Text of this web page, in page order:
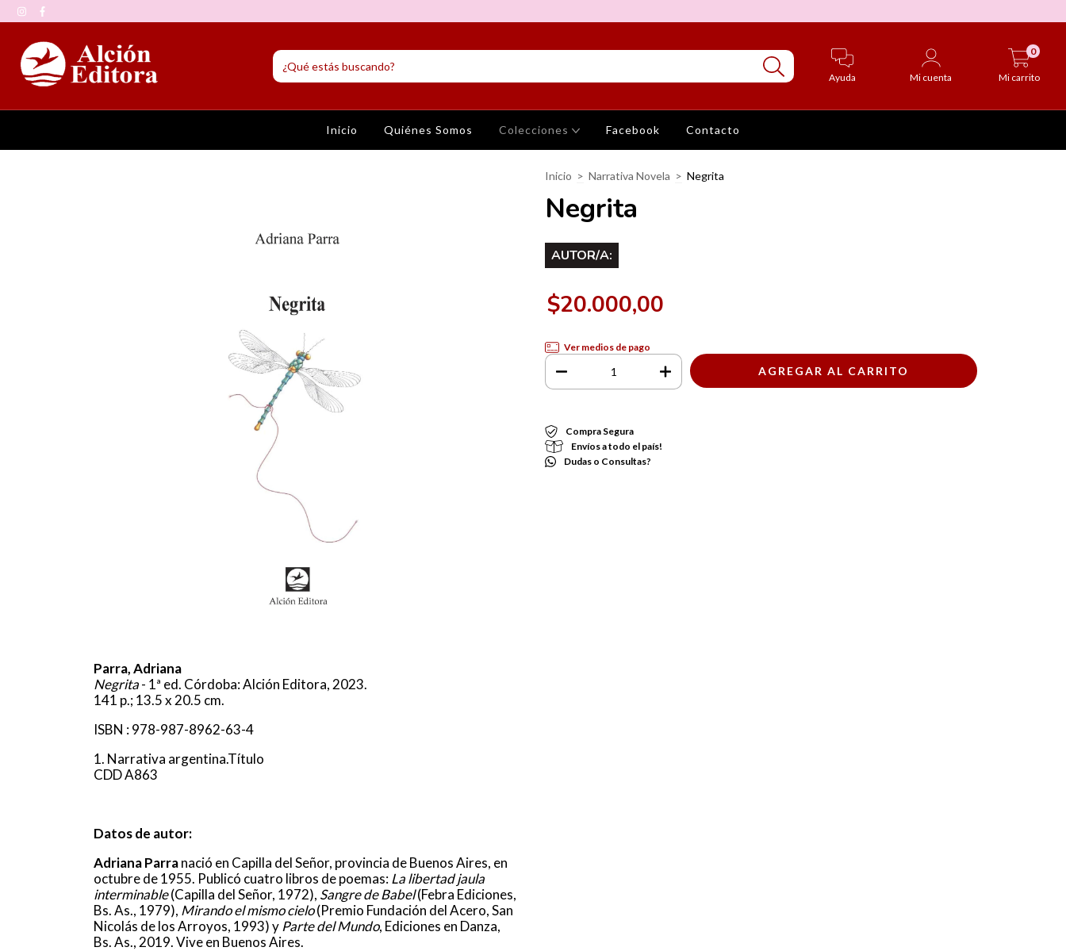
Ayuda Mi cuenta Mi carrito
0
Inicio Quiénes Somos Colecciones Facebook Contacto
Parra, Adriana
Negrita- 1ª ed. Córdoba: Alción Editora, 2023.
141 p.; 13.5 x 20.5 cm.
ISBN : 978-987-8962-63-4
1. Narrativa argentina.Título
CDD A863
Datos de autor:
Adriana Parranació en Capilla del Señor, provincia de Buenos Aires, en
octubre de 1955. Publicó cuatro libros de poemas:La libertad jaula
interminable(Capilla del Señor, 1972), Sangre de Babel(Febra Ediciones,
Bs. As., 1979), Mirando el mismo cielo(Premio Fundación del Acero, San
Nicolás de los Arroyos, 1993) y Parte del Mundo, Ediciones en Danza,
Bs. As., 2019. Vive en Buenos Aires.
Inicio > Narrativa Novela > Negrita
Negrita
AUTOR/A:
$20.000,00
Ver medios de pago
Compra Segura
Envíos a todo el país!
Dudas o Consultas?